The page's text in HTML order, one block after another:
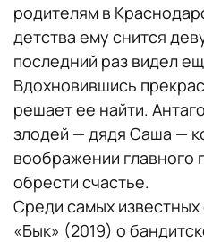
родителям в
детства ему снится
последний раз видел
Вдохновившись
решает ее найти.
злодей — дядя Саша —
воображении главного
обрести счастье.
Среди самых
«Бык» (2019) о